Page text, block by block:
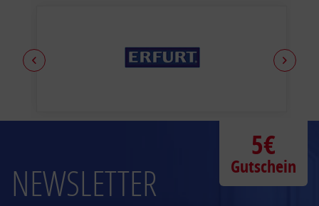
NEWSLETTER
5€
Gutschein